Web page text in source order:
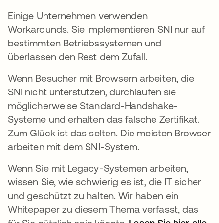
Einige Unternehmen verwenden
Workarounds. Sie implementieren SNI nur auf
bestimmten Betriebssystemen und
überlassen den Rest dem Zufall.
Wenn Besucher mit Browsern arbeiten, die
SNI nicht unterstützen, durchlaufen sie
möglicherweise Standard-Handshake-
Systeme und erhalten das falsche Zertifikat.
Zum Glück ist das selten. Die meisten Browser
arbeiten mit dem SNI-System.
Wenn Sie mit Legacy-Systemen arbeiten,
wissen Sie, wie schwierig es ist, die IT sicher
und geschützt zu halten. Wir haben ein
Whitepaper zu diesem Thema verfasst, das